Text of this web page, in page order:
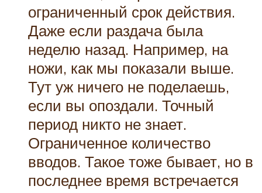
ограниченный срок действия.
Даже если раздача была
неделю назад. Например, на
ножи, как мы показали выше.
Тут уж ничего не поделаешь,
если вы опоздали. Точный
период никто не знает.
Ограниченное количество
вводов. Такое тоже бывает, но в
последнее время встречается